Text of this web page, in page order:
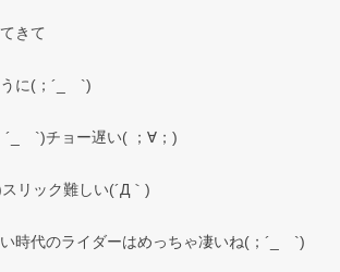
きて
に(；´_ゝ`)
ゝ`)チョー遅い( ；∀；)
リック難しい(´Д｀)
時代のライダーはめっちゃ凄いね(；´_ゝ`)